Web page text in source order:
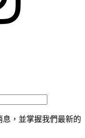
，並掌握我們最新的